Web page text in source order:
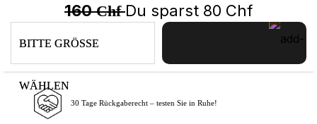
160ChfDu sparst 80 Chf
BITTE GRÖSSE
WÄHLEN
In den Warenkorb
30 Tage Rückgaberecht – testen Sie in Ruhe!